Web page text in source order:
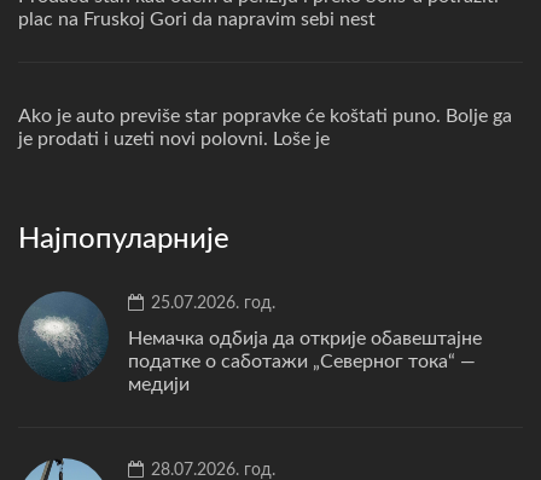
plac na Fruskoj Gori da napravim sebi nest
Ako je auto previše star popravke će koštati puno. Bolje ga
je prodati i uzeti novi polovni. Loše je
Најпопуларније
25.07.2026. год.
Немачка одбија да открије обавештајне
податке о саботажи „Северног тока“ —
медији
28.07.2026. год.